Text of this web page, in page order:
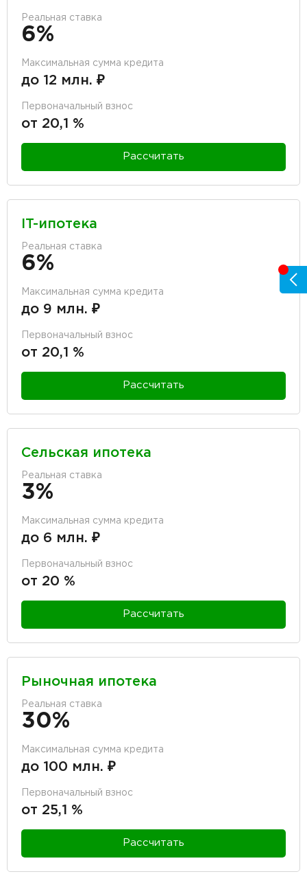
Реальная ставка
6%
Максимальная сумма кредита
до 12 млн. ₽
Первоначальный взнос
от 20,1 %
Рассчитать
IT-ипотека
Реальная ставка
6%
Максимальная сумма кредита
до 9 млн. ₽
Первоначальный взнос
от 20,1 %
Рассчитать
Сельская ипотека
Реальная ставка
3%
Максимальная сумма кредита
до 6 млн. ₽
Первоначальный взнос
от 20 %
Рассчитать
Рыночная ипотека
Реальная ставка
30%
Максимальная сумма кредита
до 100 млн. ₽
Первоначальный взнос
от 25,1 %
Рассчитать